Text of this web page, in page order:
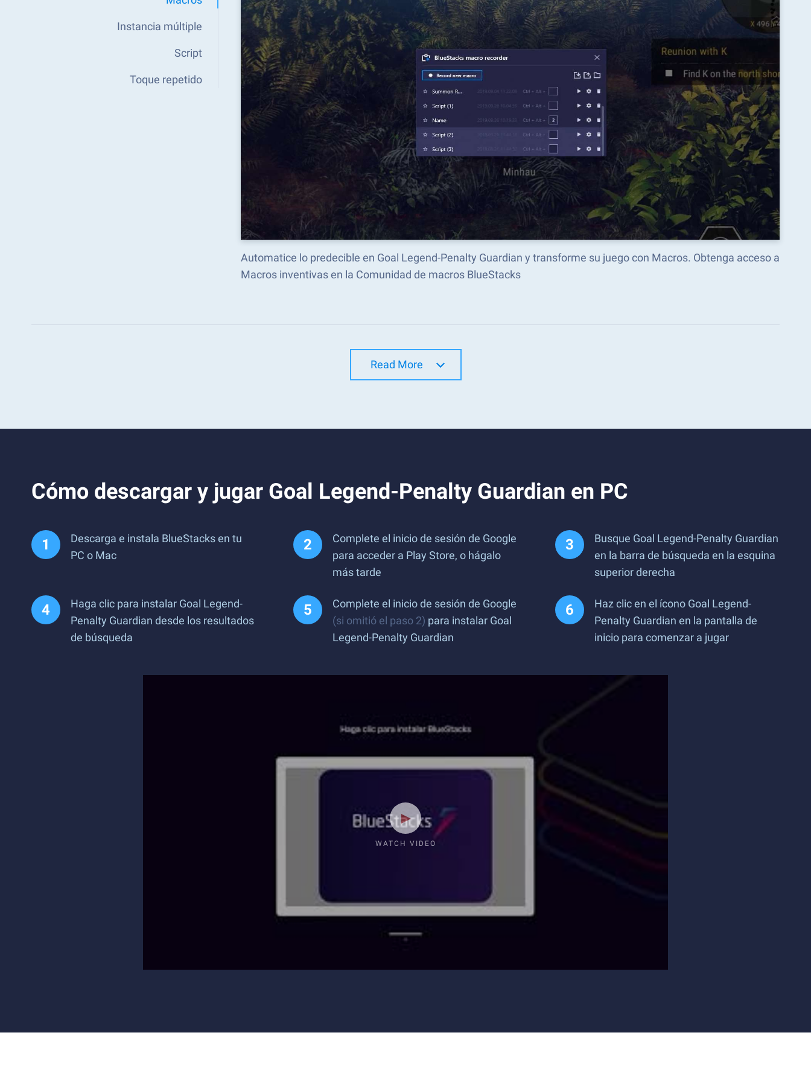
Instancia múltiple
Script
Toque repetido
Automatice lo predecible en Goal Legend-Penalty Guardian y transforme su juego con Macros. Obtenga acceso a
Macros inventivas en la Comunidad de macros BlueStacks
Read More
Cómo descargar y jugar Goal Legend-Penalty Guardian en PC
Descarga e instala BlueStacks en tu
PC o Mac
Complete el inicio de sesión de Google
para acceder a Play Store, o hágalo
más tarde
Busque Goal Legend-Penalty Guardian
en la barra de búsqueda en la esquina
superior derecha
Haga clic para instalar Goal Legend-
Penalty Guardian desde los resultados
de búsqueda
Complete el inicio de sesión de Google
(si omitió el paso 2) para instalar Goal
Legend-Penalty Guardian
Haz clic en el ícono Goal Legend-
Penalty Guardian en la pantalla de
inicio para comenzar a jugar
WATCH VIDEO